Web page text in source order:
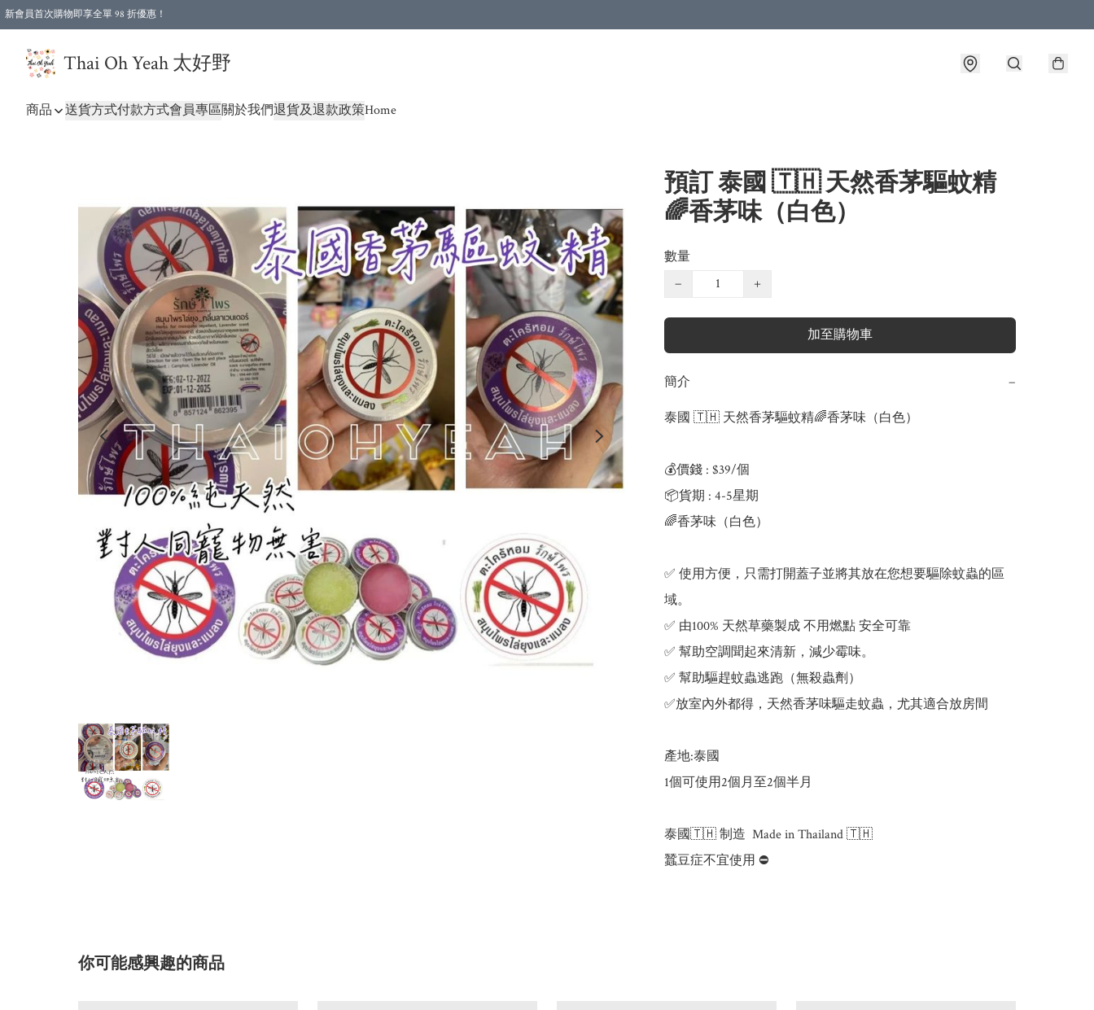
新會員首次購物即享全單 98 折優惠！
Thai Oh Yeah 太好野
商品 送貨方式付款方式會員專區關於我們退貨及退款政策Home
預訂 泰國 🇹🇭 天然香茅驅蚊精
🌈香茅味（白色）
數量
−
+
加至購物車
簡介 −
泰國 🇹🇭 天然香茅驅蚊精🌈香茅味（白色）
💰價錢 : $39/個
📦貨期 : 4-5星期
🌈香茅味（白色）
✅ 使用方便，只需打開蓋子並將其放在您想要驅除蚊蟲的區
域。
✅ 由100% 天然草藥製成 不用燃點 安全可靠
✅ 幫助空調聞起來清新，減少霉味。
✅ 幫助驅趕蚊蟲逃跑（無殺蟲劑）
✅放室內外都得，天然香茅味驅走蚊蟲，尤其適合放房間
產地:泰國
1個可使用2個月至2個半月
泰國🇹🇭 制造  Made in Thailand 🇹🇭
蠶豆症不宜使用 ⛔️
你可能感興趣的商品